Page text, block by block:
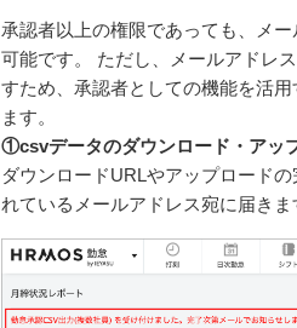
承認者以上の権限であっても、メ
可能です。
ただし、メールアドレ
すため、承認者としての機能を活
ます。
①csvデータのダウンロード・アッ
ダウンロードURLやアップロード
れているメールアドレス宛に届きま